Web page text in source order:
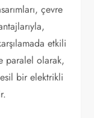
çevre
etkili
paralel olarak,
bir elektrikli